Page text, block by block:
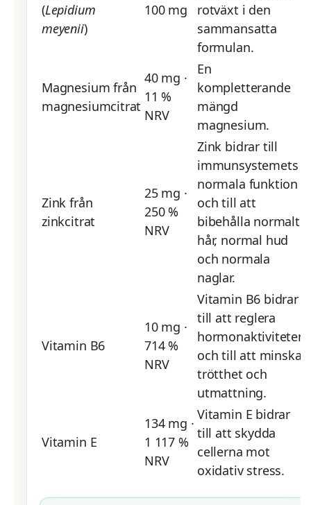
(Lepidium
meyenii)
100 mg
rotväxt i den
sammansatta
formulan.
Magnesium från
magnesiumcitrat
40 mg ·
11 %
NRV
En
kompletterande
mängd
magnesium.
Zink från
zinkcitrat
25 mg ·
250 %
NRV
Zink bidrar till
immunsystemets
normala funktion
och till att
bibehålla normalt
hår, normal hud
och normala
naglar.
Vitamin B6
10 mg ·
714 %
NRV
Vitamin B6 bidrar
till att reglera
hormonaktiviteten
och till att minska
trötthet och
utmattning.
Vitamin E
134 mg ·
1 117 %
NRV
Vitamin E bidrar
till att skydda
cellerna mot
oxidativ stress.